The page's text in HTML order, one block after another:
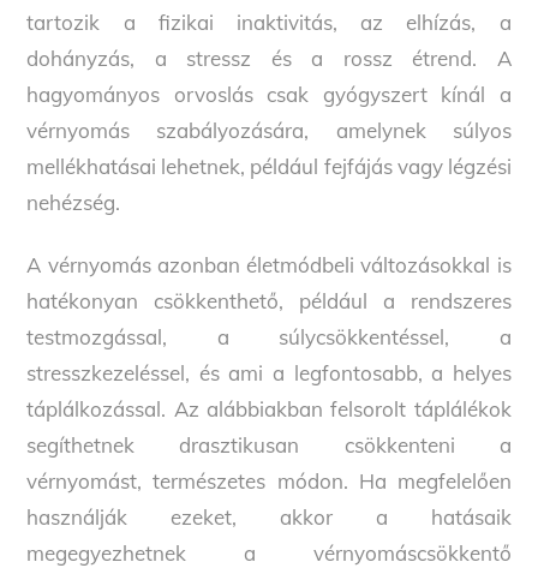
tartozik a fizikai inaktivitás, az elhízás, a
dohányzás, a stressz és a rossz étrend. A
hagyományos orvoslás csak gyógyszert kínál a
vérnyomás szabályozására, amelynek súlyos
mellékhatásai lehetnek, például fejfájás vagy légzési
nehézség.
A vérnyomás azonban életmódbeli változásokkal is
hatékonyan csökkenthető, például a rendszeres
testmozgással, a súlycsökkentéssel, a
stresszkezeléssel, és ami a legfontosabb, a helyes
táplálkozással. Az alábbiakban felsorolt táplálékok
segíthetnek drasztikusan csökkenteni a
vérnyomást, természetes módon. Ha megfelelően
használják ezeket, akkor a hatásaik
megegyezhetnek a vérnyomáscsökkentő